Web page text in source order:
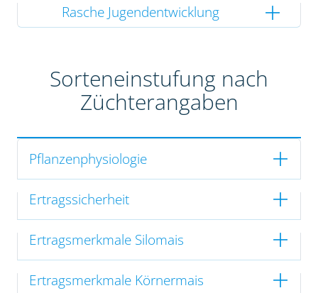
Rasche Jugendentwicklung
Sorteneinstufung nach
Züchterangaben
Pflanzenphysiologie
Ertragssicherheit
Ertragsmerkmale Silomais
Ertragsmerkmale Körnermais